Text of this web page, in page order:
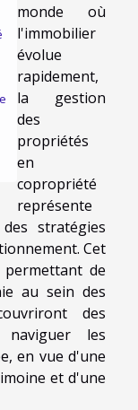
monde où
l'immobilier
évolue
rapidement,
la gestion
des
propriétés
en
copropriété
représente
stratégies
Cet
de
au sein des
des
naviguer les
en vue d'une
et d'une